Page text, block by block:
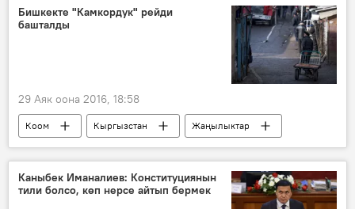
Бишкекте "Камкордук" рейди
башталды
29 Аяк оона 2016, 18:58
Коом Кыргызстан
Жаңылыктар
Бишкек
камкордук
рейд
өспүрүм
Каныбек Иманалиев: Конституциянын
тили болсо, көп нерсе айтып бермек